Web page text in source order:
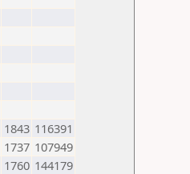
1843 116391
1737 107949
1760 144179